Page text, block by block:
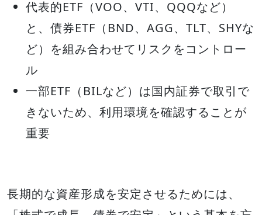
代表的ETF（VOO、VTI、QQQなど）
と、債券ETF（BND、AGG、TLT、SHYな
ど）を組み合わせてリスクをコントロー
ル
一部ETF（BILなど）は国内証券で取引で
きないため、利用環境を確認することが
重要
長期的な資産形成を安定させるためには、